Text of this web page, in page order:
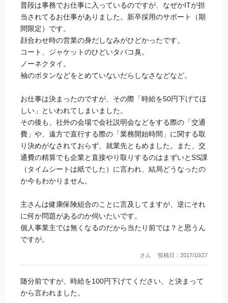
普段は事務でお仕事に入っているのですが、なぜかITが担
当されてるお仕事がありました。新卒採用のサポート（期
間限定）です。
顔合わせ時の営業の身だしなみがひどかったです。
コート、ジャケットのひどいタバコ臭。
ノーネクタイ。
袖のボタンなどをとめていないだらしなさなどなど。
お仕事は決まったのですが、その際「時給を50円下げてほ
しい」といわれてしまいました。
その後も、社外の会場で会社説明会などをする際の「交通
費」や、遠方で直行する際の「業務開始時間」に関する取
り決めがなされておらず、就業先ともめました。また、交
通費の精算でも企業と直接やり取りするのはまずいとSS課
（タイムシートは紙でした）に言われ、結局どうなったの
か今もわかりません。
主さんは健康保険組合のことに言及してますが、逆にそれ
に何か問題があるのか伺いたいです。
個人事業主では無くなるのだから当たり前では？と思うん
ですが。
さん 投稿日：2017/10/27
随分前ですが、時給を100円下げてください、と決まって
から言われました。